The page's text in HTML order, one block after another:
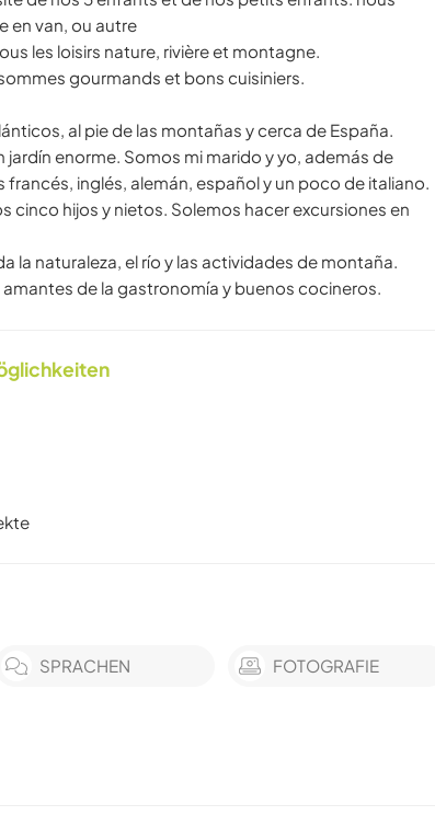
en van, ou autre
les loisirs nature, rivière et montagne.
gourmands et bons cuisiniers.
al pie de las montañas y cerca de España.
jardín enorme. Somos mi marido y yo, además de
francés, inglés, alemán, español y un poco de italiano.
cinco hijos y nietos. Solemos hacer excursiones en
la naturaleza, el río y las actividades de montaña.
de la gastronomía y buenos cocineros.
SPRACHEN FOTOGRAFIE